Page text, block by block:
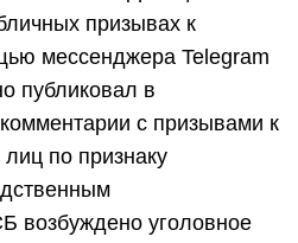
призывах к
мессенджера Telegram
публиковал в
с призывами к
по признаку
возбуждено уголовное